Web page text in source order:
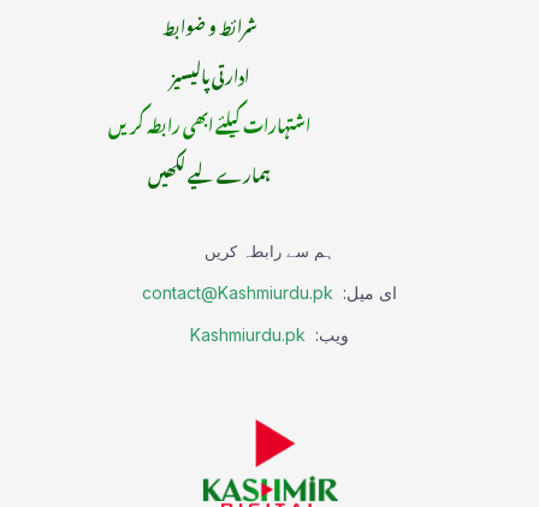
شرائط و ضوابط
ادارتی پالیسیز
اشتہارات کیلئے ابھی رابطہ کریں
ہمارے لیے لکھیں
ہم سے رابطہ کریں
ای میل: contact@Kashmiurdu.pk
ویب: Kashmiurdu.pk